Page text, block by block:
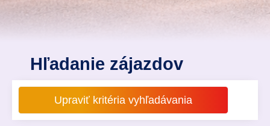
Hľadanie zájazdov